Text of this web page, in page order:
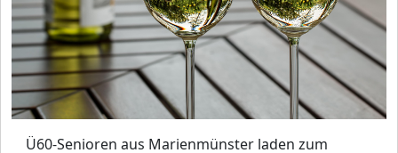
Ü60-Senioren aus Marienmünster laden zum